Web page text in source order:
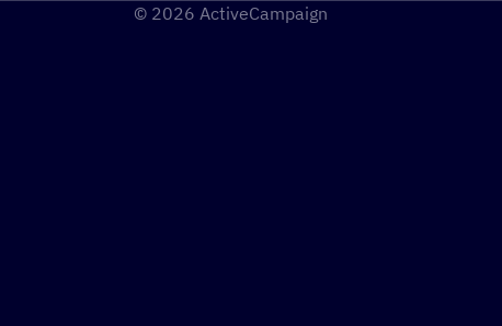
© 2026 ActiveCampaign